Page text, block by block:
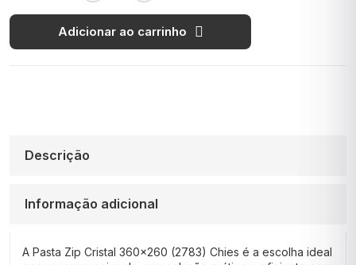
Adicionar ao carrinho
Descrição
Informação adicional
A Pasta Zip Cristal 360×260 (2783) Chies é a escolha ideal